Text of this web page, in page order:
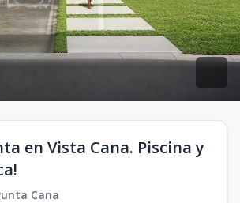
en Vista Cana. Piscina y
Cana